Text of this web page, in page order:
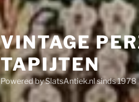
VINTAGE
TAPIJTEN
Powered by SlatsAntiek.nl sinds 1978